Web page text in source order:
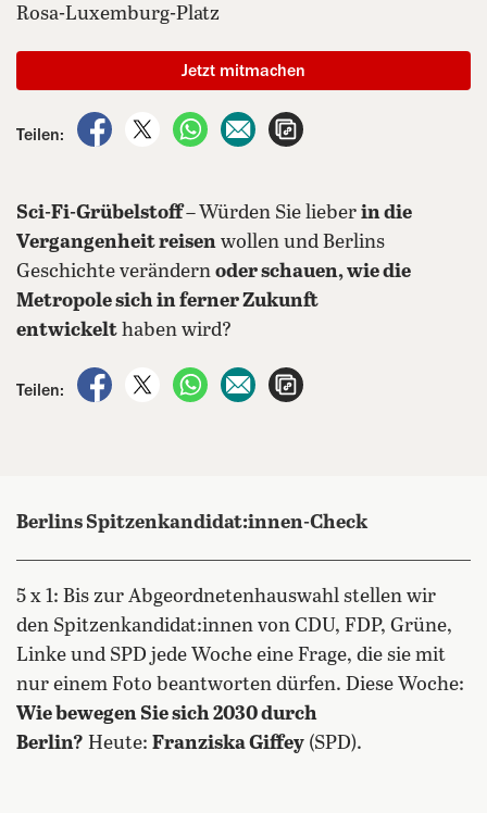
Rosa-Luxemburg-Platz
Teilen:
auf Facebook teilen
auf X teilenper WhatsApp teilen
per E-Mail teilen
Jetzt mitmachen
Sci-Fi-Grübelstoff – Würden Sie lieber in die
Vergangenheit reisen wollen und Berlins
Geschichte verändern oder schauen, wie die
Metropole sich in ferner Zukunft
entwickelt haben wird?
Teilen:
auf Facebook teilen
auf X teilenper WhatsApp teilen
per E-Mail teilen
Berlins Spitzenkandidat:innen-Check
5 x 1: Bis zur Abgeordnetenhauswahl stellen wir
den Spitzenkandidat:innen von CDU, FDP, Grüne,
Linke und SPD jede Woche eine Frage, die sie mit
nur einem Foto beantworten dürfen. Diese Woche:
Wie bewegen Sie sich 2030 durch
Berlin? Heute: Franziska Giffey (SPD).